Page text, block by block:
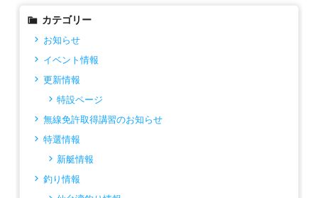
カテゴリー
お知らせ
イベント情報
更新情報
特設ページ
無線免許取得講習のお知らせ
特選情報
新艇情報
釣り情報